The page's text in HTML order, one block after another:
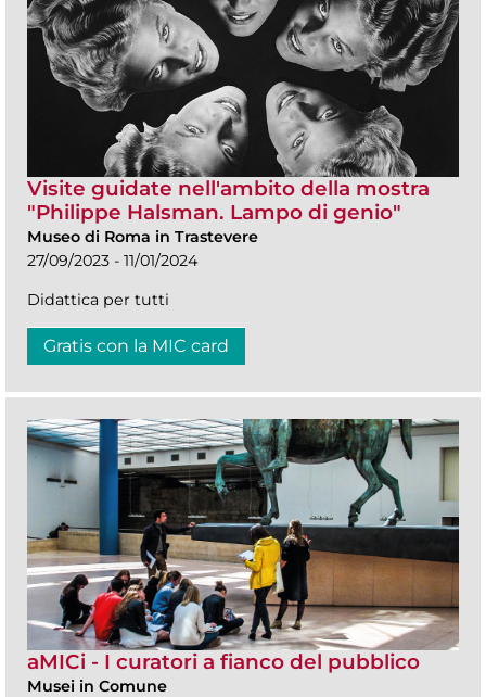
Visite guidate nell'ambito della mostra
"Philippe Halsman. Lampo di genio"
Museo di Roma in Trastevere
27/09/2023 - 11/01/2024
Didattica per tutti
Gratis con la MIC card
aMICi - I curatori a fianco del pubblico
Musei in Comune